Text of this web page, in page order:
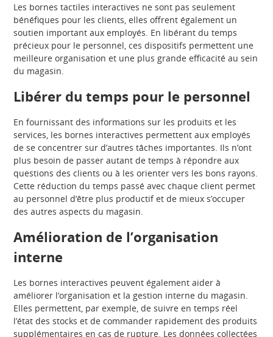
Les bornes tactiles interactives ne sont pas seulement
bénéfiques pour les clients, elles offrent également un
soutien important aux employés. En libérant du temps
précieux pour le personnel, ces dispositifs permettent une
meilleure organisation et une plus grande efficacité au sein
du magasin.
Libérer du temps pour le personnel
En fournissant des informations sur les produits et les
services, les bornes interactives permettent aux employés
de se concentrer sur d’autres tâches importantes. Ils n’ont
plus besoin de passer autant de temps à répondre aux
questions des clients ou à les orienter vers les bons rayons.
Cette réduction du temps passé avec chaque client permet
au personnel d’être plus productif et de mieux s’occuper
des autres aspects du magasin.
Amélioration de l’organisation
interne
Les bornes interactives peuvent également aider à
améliorer l’organisation et la gestion interne du magasin.
Elles permettent, par exemple, de suivre en temps réel
l’état des stocks et de commander rapidement des produits
supplémentaires en cas de rupture. Les données collectées